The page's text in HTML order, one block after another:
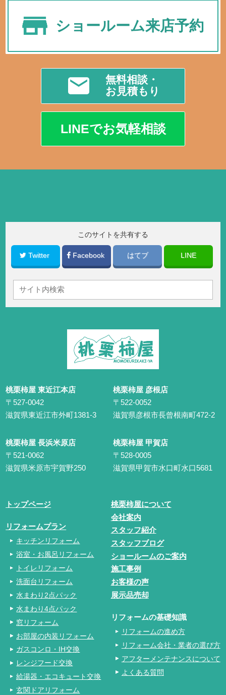
ショールーム来店予約
無料相談・
お見積もり
LINEでお気軽相談
このサイトを共有する
Twitter Facebook はてブ LINE
桃栗柿屋 東近江本店
〒527-0042
滋賀県東近江市外町1381-3
桃栗柿屋 彦根店
〒522-0052
滋賀県彦根市長曾根南町472-2
桃栗柿屋 長浜米原店
〒521-0062
滋賀県米原市宇賀野250
桃栗柿屋 甲賀店
〒528-0005
滋賀県甲賀市水口町水口5681
トップページ
リフォームプラン
キッチンリフォーム
浴室・お風呂リフォーム
トイレリフォーム
洗面台リフォーム
水まわり2点パック
水まわり4点パック
窓リフォーム
お部屋の内装リフォーム
ガスコンロ・IH交換
レンジフード交換
給湯器・エコキュート交換
玄関ドアリフォーム
桃栗柿屋について
会社案内
スタッフ紹介
スタッフブログ
ショールームのご案内
施工事例
お客様の声
展示品売却
リフォームの基礎知識
リフォームの進め方
リフォーム会社・業者の選び方
アフターメンテナンスについて
よくある質問